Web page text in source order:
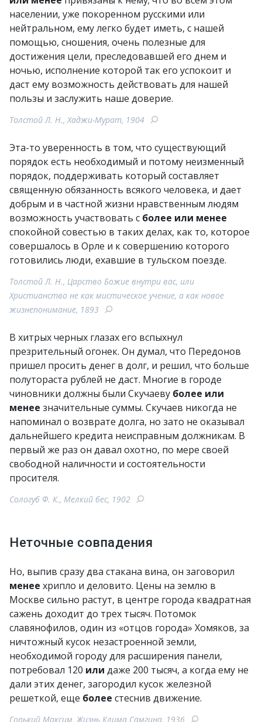
населении, уже покоренном русскими или
нейтральном, ему легко будет иметь, с нашей
помощью, сношения, очень полезные для
достижения цели, преследовавшей его днем и
ночью, исполнение которой так его успокоит и
даст ему возможность действовать для нашей
пользы и заслужить наше доверие.
Толстой Л. Н., Хаджи-Мурат, 1904
Эта-то уверенность в том, что существующий
порядок есть необходимый и потому неизменный
порядок, поддерживать который составляет
священную обязанность всякого человека, и дает
добрым и в частной жизни нравственным людям
возможность участвовать с более или менее
спокойной совестью в таких делах, как то, которое
совершалось в Орле и к совершению которого
готовились люди, ехавшие в тульском поезде.
Толстой Л. Н., Царство Божие внутри вас, или
Христианство не как мистическое учение, а как новое
жизнепонимание, 1893
В хитрых черных глазах его вспыхнул
презрительный огонек. Он думал, что Передонов
пришел просить денег в долг, и решил, что больше
полутораста рублей не даст. Многие в городе
чиновники должны были Скучаеву более или
менее значительные суммы. Скучаев никогда не
напоминал о возврате долга, но зато не оказывал
дальнейшего кредита неисправным должникам. В
первый же раз он давал охотно, по мере своей
свободной наличности и состоятельности
просителя.
Сологуб Ф. К., Мелкий бес, 1902
Неточные совпадения
Но, выпив сразу два стакана вина, он заговорил
менее хрипло и деловито. Цены на землю в
Москве сильно растут, в центре города квадратная
сажень доходит до трех тысяч. Потомок
славянофилов, один из «отцов города» Хомяков, за
ничтожный кусок незастроенной земли,
необходимой городу для расширения панели,
потребовал 120 или даже 200 тысяч, а когда ему не
дали этих денег, загородил кусок железной
решеткой, еще более стеснив движение.
Горький Максим, Жизнь Клима Самгина, 1936